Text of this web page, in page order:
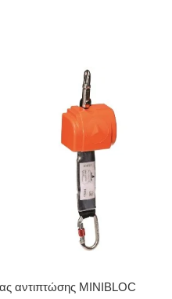
αντιπτώσης MINIBLOC